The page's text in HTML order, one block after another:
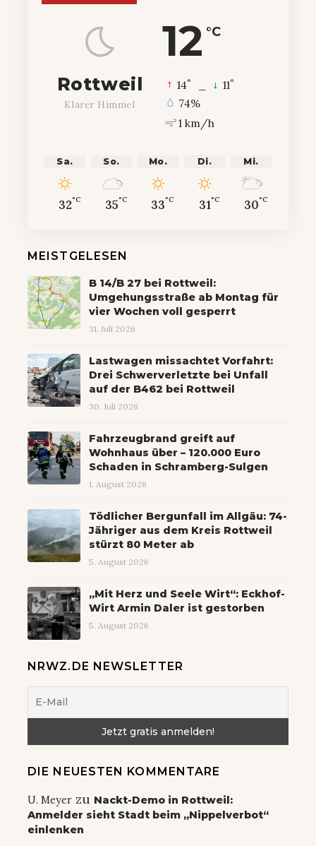
12 °C
Rottweil
Klarer Himmel
14° 11°
74%
1 km/h
Sa.
32°C
So.
35°C
Mo.
33°C
Di.
31°C
Mi.
30°C
MEISTGELESEN
B 14/B 27 bei Rottweil:
Umgehungsstraße ab Montag für
vier Wochen voll gesperrt
31. Juli 2026
Lastwagen missachtet Vorfahrt:
Drei Schwerverletzte bei Unfall
auf der B462 bei Rottweil
30. Juli 2026
Fahrzeugbrand greift auf
Wohnhaus über – 120.000 Euro
Schaden in Schramberg-Sulgen
1. August 2026
Tödlicher Bergunfall im Allgäu: 74-
Jähriger aus dem Kreis Rottweil
stürzt 80 Meter ab
5. August 2026
„Mit Herz und Seele Wirt“: Eckhof-
Wirt Armin Daler ist gestorben
5. August 2026
NRWZ.DE NEWSLETTER
DIE NEUESTEN KOMMENTARE
U. Meyer zu Nackt-Demo in Rottweil:
Anmelder sieht Stadt beim „Nippelverbot“
einlenken